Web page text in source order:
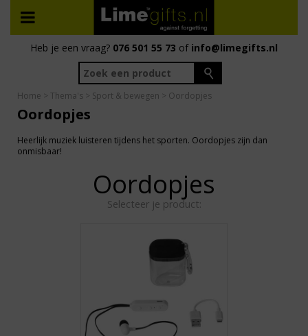
Heb je een vraag? 076 501 55 73 of info@limegifts.nl
Home > Thema's > Sport & bewegen > Oordopjes
Oordopjes
Heerlijk muziek luisteren tijdens het sporten. Oordopjes zijn dan
onmisbaar!
Oordopjes
Selecteer je product: